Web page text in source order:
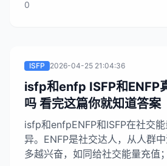
充满矛盾。关键在于双方是否能
0
ISFP 2026-04-25 21:04:36
isfp和enfp ISFP和ENFP
吗 看完这篇你就知道答案
isfp和enfpENFP和ISFP在社交
异。ENFP是社交达人，从人群
多越兴奋，如同给社交能量充值